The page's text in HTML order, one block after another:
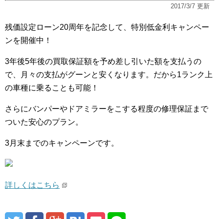
2017/3/7 更新
残価設定ローン20周年を記念して、特別低金利キャンペー
ンを開催中！
3年後5年後の買取保証額を予め差し引いた額を支払うの
で、月々の支払がグーンと安くなります。だから1ランク上
の車種に乗ることも可能！
さらにバンパーやドアミラーをこする程度の修理保証まで
ついた安心のプラン。
3月末までのキャンペーンです。
詳しくはこちら